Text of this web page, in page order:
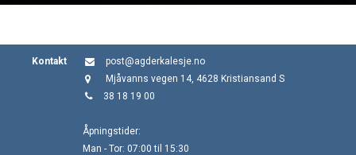
Kontakt
post@agderkalesje.no
Mjåvanns vegen 14, 4628 Kristiansand S
38 18 19 00
Åpningstider:
Man - Tor: 07:00 til 15:30